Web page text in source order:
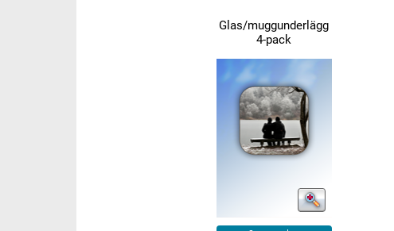
Glas/muggunderlägg
4-pack